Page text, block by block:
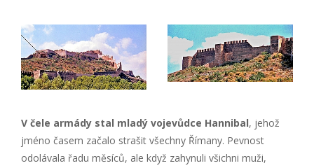
V čele armády stal mladý vojevůdce Hannibal, jehož
jméno časem začalo strašit všechny Římany. Pevnost
odolávala řadu měsíců, ale když zahynuli všichni muži,